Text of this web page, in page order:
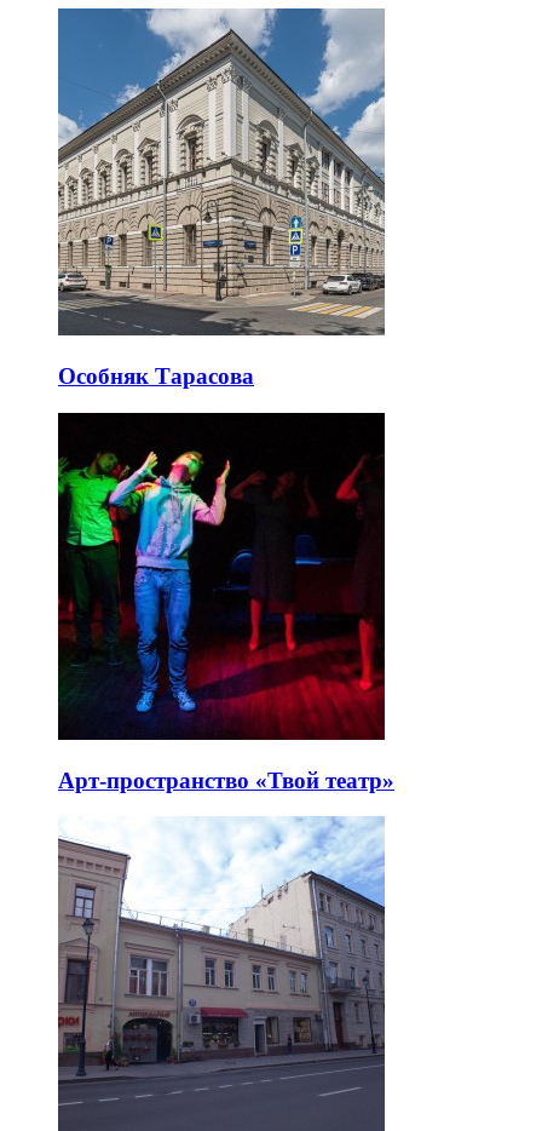
Особняк Тарасова
Арт-пространство «Твой театр»